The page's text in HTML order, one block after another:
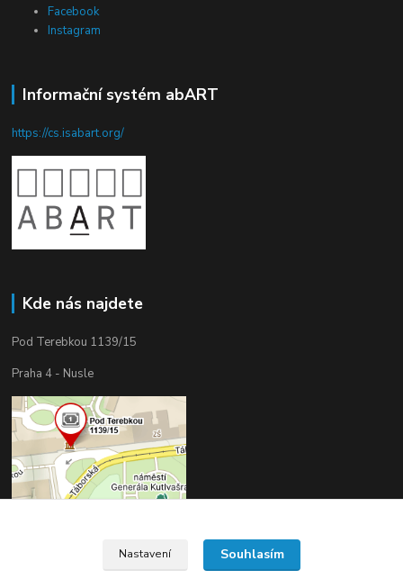
Facebook
Instagram
Informační systém abART
https://cs.isabart.org/
Kde nás najdete
Pod Terebkou 1139/15
Praha 4 - Nusle
Nastavení Souhlasím